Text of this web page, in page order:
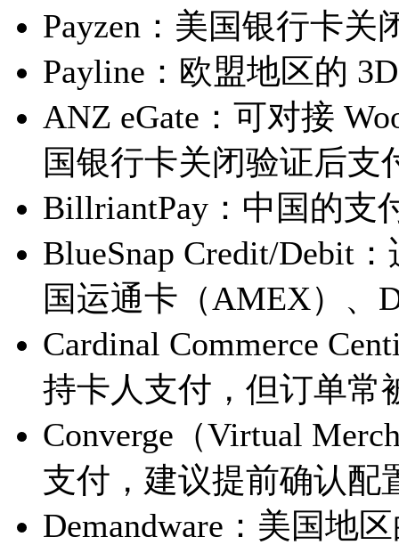
Payzen：美国银行卡关
Payline：欧盟地区的
ANZ eGate：可对接
国银行卡关闭验证后支
BillriantPay：中国的支
BlueSnap Credit/Debit
国运通卡（AMEX）、
Cardinal Commerce
持卡人支付，但订单常
Converge（Virtual
支付，建议提前确认配
Demandware：美国地